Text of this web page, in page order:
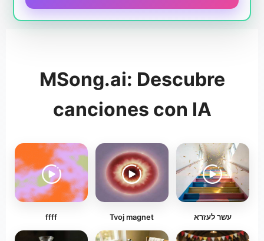
MSong.ai: Descubre
canciones con IA
ffff Tvoj magnet עשר לעזרא